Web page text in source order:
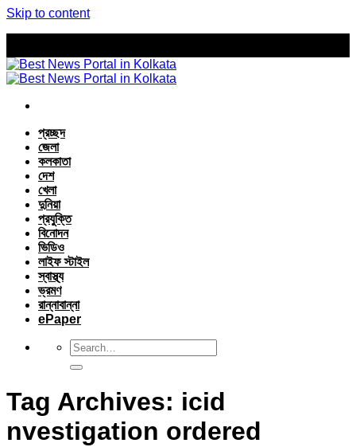
Skip to content
প্রচ্ছদ
জেলা
কলকাতা
দেশ
খেলা
দুনিয়া
প্রযুক্তি
বিনোদন
ভিডিও
লাইফ স্টাইল
স্বাস্থ্য
ভ্রমণ
রান্নাবান্না
ePaper
Tag Archives: icid
nvestigation ordered